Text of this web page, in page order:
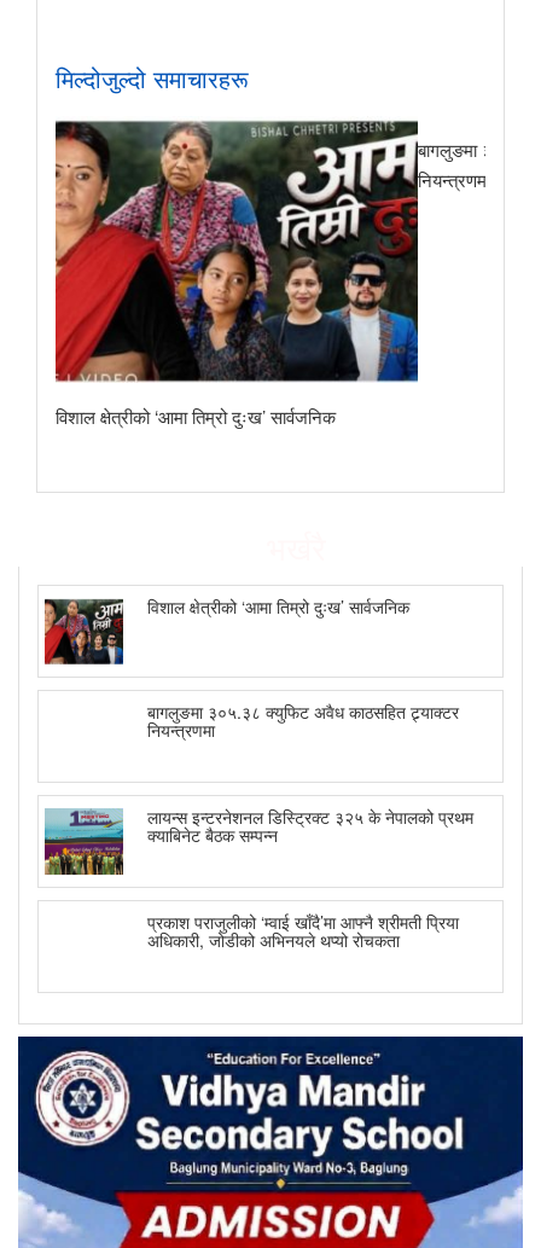
मिल्दोजुल्दो समाचारहरू
विशाल क्षेत्रीको ‘आमा तिम्रो दुःख’ सार्वजनिक
बागलुङमा ३०५.३८
नियन्त्रणमा
विशाल क्षेत्रीको ‘आमा तिम्रो दुःख’ सार्वजनिक
बागलुङमा ३०५.३८ क्युफिट अवैध काठसहित ट्र्याक्टर
नियन्त्रणमा
लायन्स इन्टरनेशनल डिस्ट्रिक्ट ३२५ के नेपालको प्रथम
क्याबिनेट बैठक सम्पन्न
प्रकाश पराजुलीको ‘म्वाई खाँदै’मा आफ्नै श्रीमती प्रिया
अधिकारी, जोडीको अभिनयले थप्यो रोचकता